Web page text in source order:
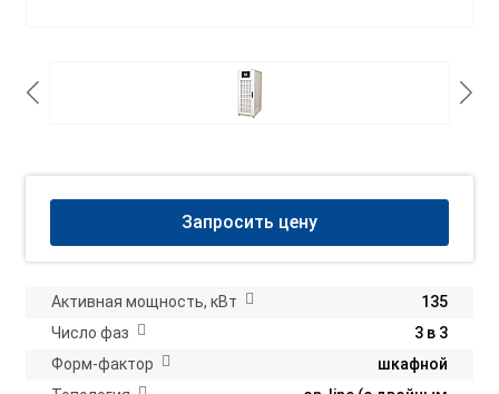
Активная мощность, кВт
135
Число фаз
3 в 3
Форм-фактор
шкафной
Запросить цену